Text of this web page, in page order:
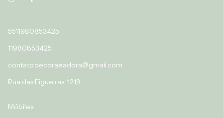
5511980853425
11980853425
contato.decoraeadora@gmail.com
Rua das Figueiras, 1213
Móbiles